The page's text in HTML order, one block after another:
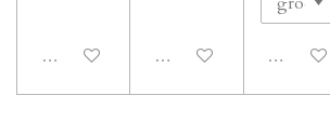
Uitgeschakeld Uitgeschakeld